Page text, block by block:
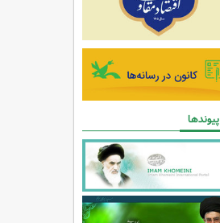
پیوندها